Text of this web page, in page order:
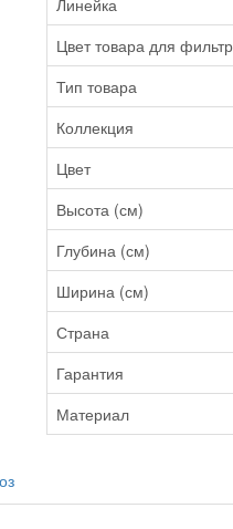
Линейка
Цвет товара для
Тип товара
Коллекция
Цвет
Высота (см)
Глубина (см)
Ширина (см)
Страна
Гарантия
Материал